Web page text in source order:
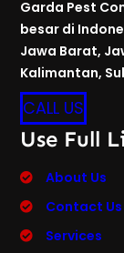
Garda Pest
besar di
Jawa Barat,
Kalimantan,
CALL US
Use Full
About Us
Contact Us
Services